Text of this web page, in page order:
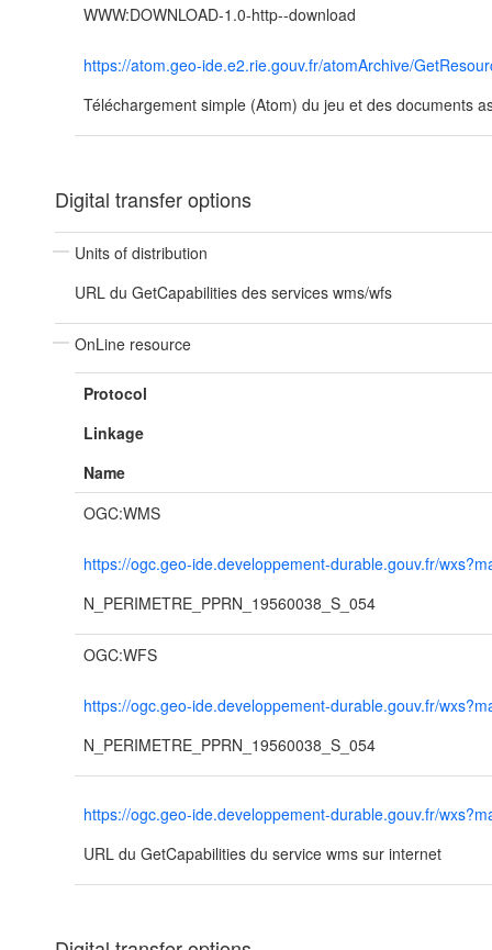
WWW:DOWNLOAD-1.0-http--download
https://atom.geo-ide.e2.rie.gouv.fr/atomArchive/
Téléchargement simple (Atom) du jeu et des documents
Digital transfer options
Units of distribution
URL du GetCapabilities des services wms/wfs
OnLine resource
Protocol
Linkage
Name
OGC:WMS
https://ogc.geo-ide.developpement-durable.gouv.fr/
N_PERIMETRE_PPRN_19560038_S_054
OGC:WFS
https://ogc.geo-ide.developpement-durable.gouv.fr/
N_PERIMETRE_PPRN_19560038_S_054
https://ogc.geo-ide.developpement-durable.gouv.fr/
URL du GetCapabilities du service wms sur internet